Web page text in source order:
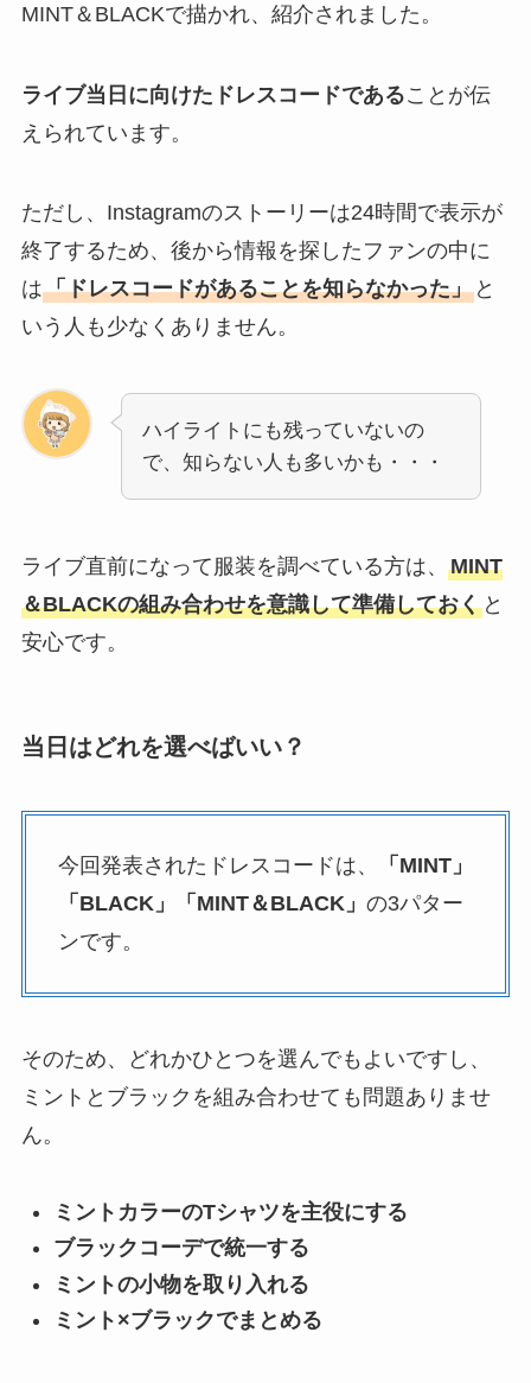
MINT＆BLACKで描かれ、紹介されました。
ライブ当日に向けたドレスコードであることが伝
えられています。
ただし、Instagramのストーリーは24時間で表示が
終了するため、後から情報を探したファンの中に
は「ドレスコードがあることを知らなかった」と
いう人も少なくありません。
ハイライトにも残っていないの
で、知らない人も多いかも・・・
ライブ直前になって服装を調べている方は、 MINT
＆BLACKの組み合わせを意識して準備しておくと
安心です。
当日はどれを選べばいい？
今回発表されたドレスコードは、
「MINT」
「BLACK」「MINT＆BLACK」 の3パター
ンです。
そのため、どれかひとつを選んでもよいですし、
ミントとブラックを組み合わせても問題ありませ
ん。
ミントカラーのTシャツを主役にする
ブラックコーデで統一する
ミントの小物を取り入れる
ミント×ブラックでまとめる